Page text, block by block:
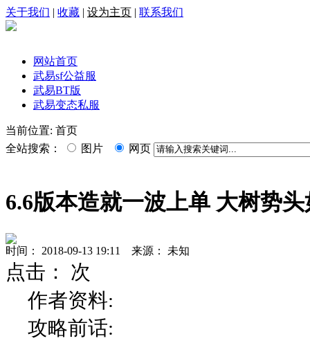
关于我们 | 收藏 | 设为主页 | 联系我们
网站首页
武易sf公益服
武易BT版
武易变态私服
当前位置: 首页
全站搜索：
图片 网页
6.6版本造就一波上单 大树势
时间： 2018-09-13 19:11 来源： 未知
点击：
次
作者资料:
攻略前话: